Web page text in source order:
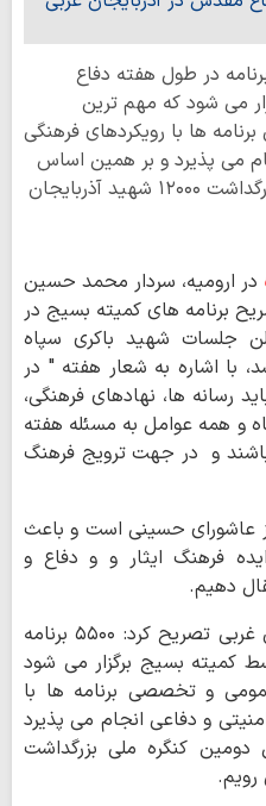
سردار رجبی گفت: ۵۵٠٠ برنامه در طول هفته دفاع
می شود که مهم ترین
ها با رویکردهای فرهنگی
می پذیرد و بر همین اساس
به استقبال دومین کنگره ملی بزرگداشت ١٢٠٠٠ شهید آذربایجان
در ارومیه، سردار محمد حسین
برنامه های کمیته بسیج در
جلسات شهید باکری سپاه
با اشاره به شعار هفته " در
رسانه ها، نهادهای فرهنگی،
و همه عوامل‌ به مسئله هفته
و در جهت ترویج فرهنگ
عاشورای حسینی است و باعث
فرهنگ ایثار و و دفاع و
دهیم.
فرمانده سپاه شهدای آذربایجان غربی تصریح کرد: ۵۵٠٠ برنامه
کمیته بسیج برگزار می شود
و تخصصی برنامه ها با
و دفاعی انجام می پذیرد
کنگره ملی بزرگداشت